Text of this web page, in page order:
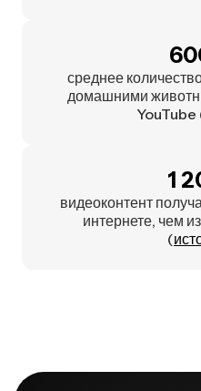
среднее
домашними
YouTube
1
видеоконтент
интернете, чем
(